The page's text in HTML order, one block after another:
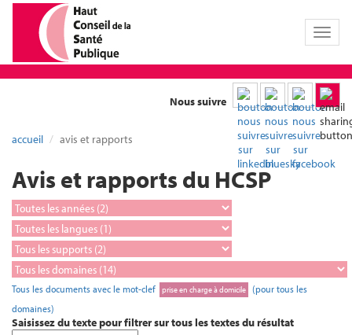
Toggle
Nous suivre
accueil avis et rapports
Avis et rapports du HCSP
Tous les documents avec le mot-clef prise en charge à domicile (pour tous les
domaines)
Saisissez du texte pour filtrer sur tous les textes du résultat